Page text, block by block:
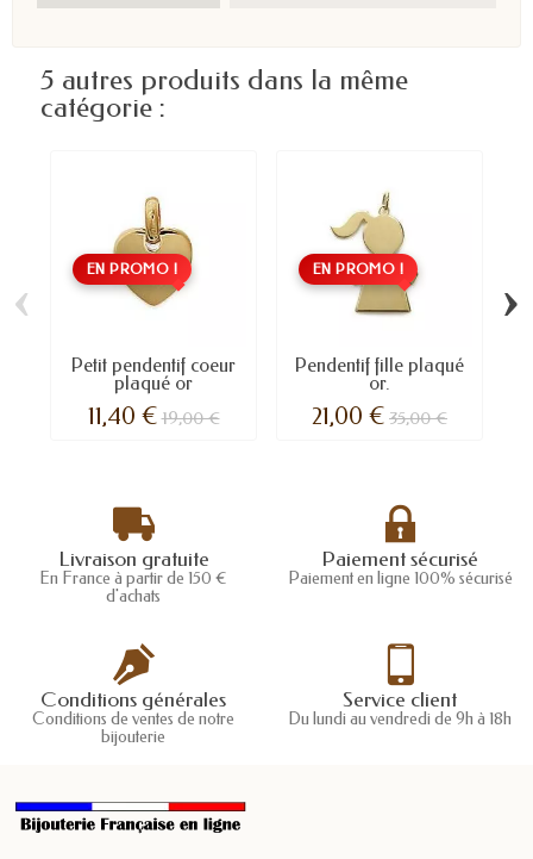
5 autres produits dans la même
catégorie :
EN PROMO !
Petit pendentif coeur
plaqué or
11,40 €19,00 €
EN PROMO !
Pendentif fille plaqué
or.
21,00 € 35,00 €
‹ ›
Livraison gratuite
En France à partir de 150 €
d'achats
Paiement sécurisé
Paiement en ligne 100% sécurisé
Conditions générales
Conditions de ventes de notre
bijouterie
Service client
Du lundi au vendredi de 9h à 18h